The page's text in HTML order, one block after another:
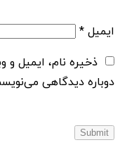
ایمیل*
ذخیره نام، ایمیل و
دوباره دیدگاهی